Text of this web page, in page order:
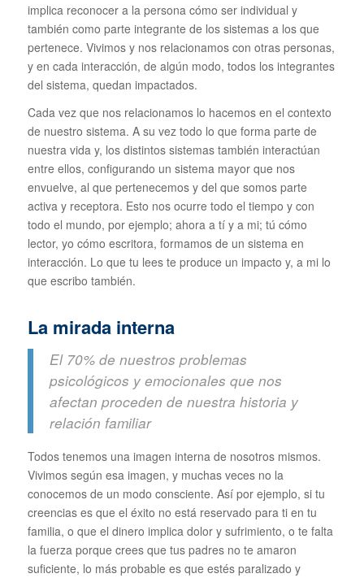
implica reconocer a la persona cómo ser individual y
también como parte integrante de los sistemas a los que
pertenece. Vivimos y nos relacionamos con otras personas,
y en cada interacción, de algún modo, todos los integrantes
del sistema, quedan impactados.
Cada vez que nos relacionamos lo hacemos en el contexto
de nuestro sistema. A su vez todo lo que forma parte de
nuestra vida y, los distintos sistemas también interactúan
entre ellos, configurando un sistema mayor que nos
envuelve, al que pertenecemos y del que somos parte
activa y receptora. Esto nos ocurre todo el tiempo y con
todo el mundo, por ejemplo; ahora a tí y a mi; tú cómo
lector, yo cómo escritora, formamos de un sistema en
interacción. Lo que tu lees te produce un impacto y, a mi lo
que escribo también.
La mirada interna
El 70% de nuestros problemas
psicológicos y emocionales que nos
afectan proceden de nuestra historia y
relación familiar
Todos tenemos una imagen interna de nosotros mismos.
Vivimos según esa imagen, y muchas veces no la
conocemos de un modo consciente. Así por ejemplo, si tu
creencias es que el éxito no está reservado para ti en tu
familia, o que el dinero implica dolor y sufrimiento, o te falta
la fuerza porque crees que tus padres no te amaron
suficiente, lo más probable es que estés paralizado y